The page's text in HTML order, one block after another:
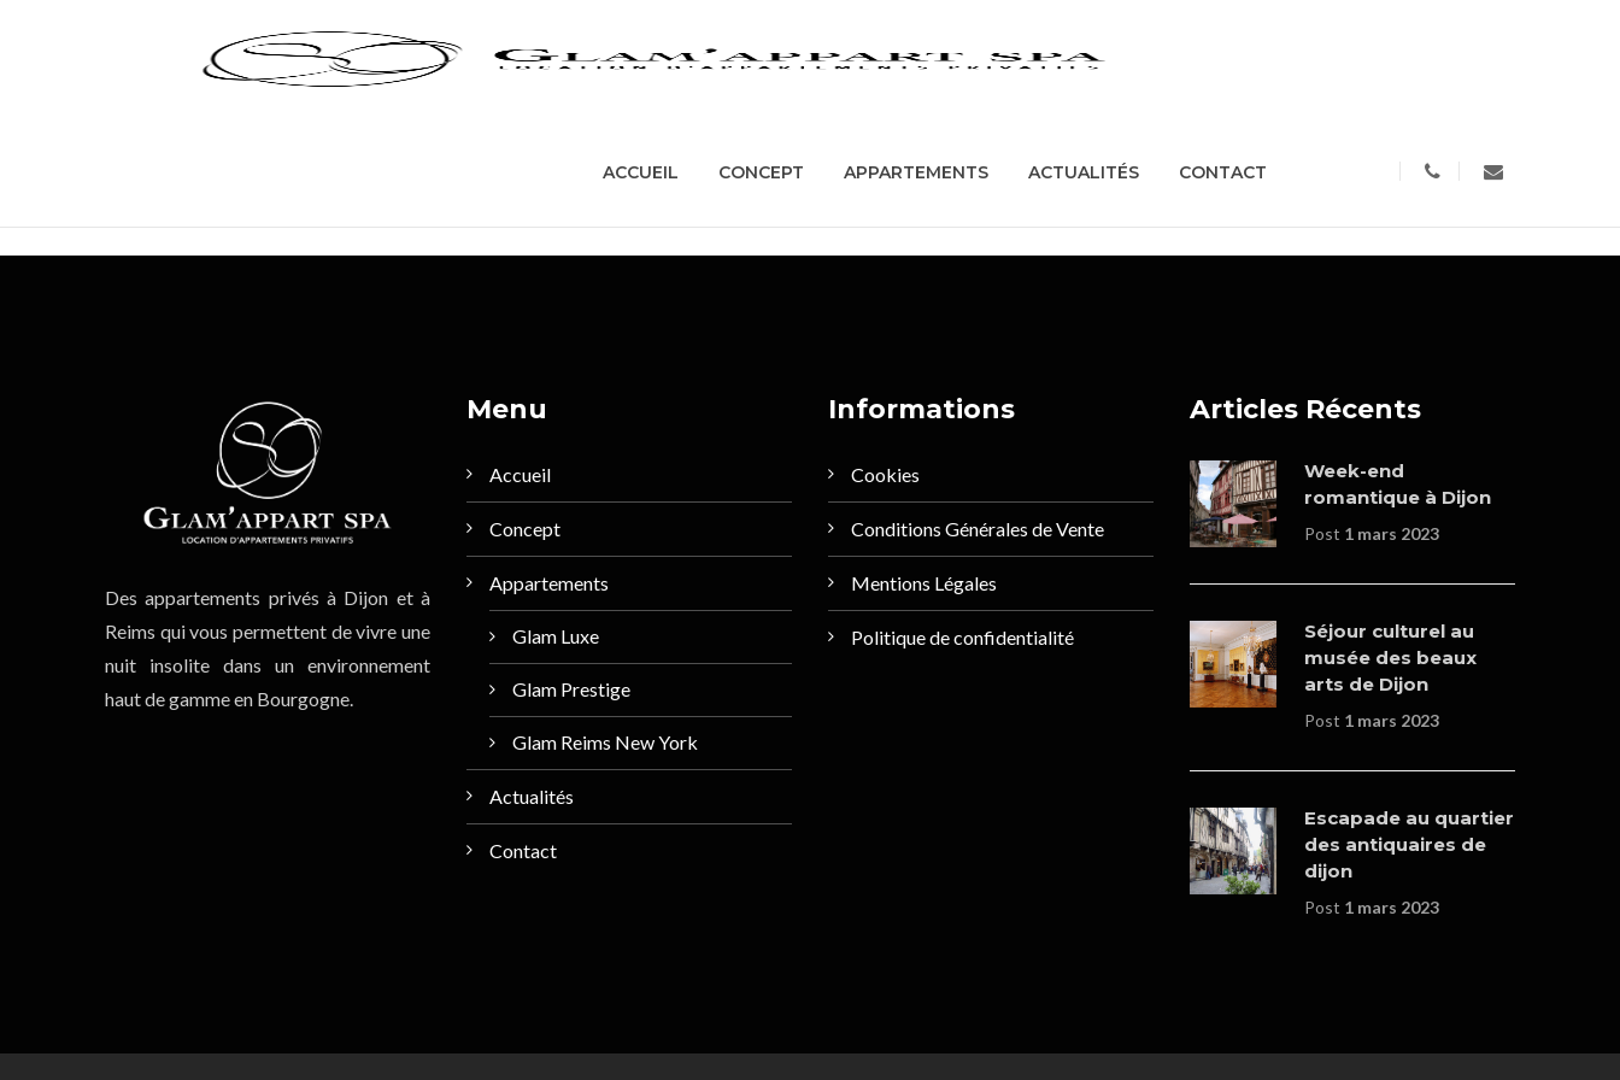
ACCUEIL CONCEPT APPARTEMENTS
ACCUEIL CONCEPT APPARTEMENTS ACTUALITÉS CONTACT
Des appartements privés à Dijon et à
Reims qui vous permettent de vivre une
nuit insolite dans un environnement
haut de gamme en Bourgogne.
Menu
Accueil
Concept
Appartements
Glam Luxe
Glam Prestige
Glam Reims New York
Actualités
Contact
Informations
Cookies
Conditions Générales de Vente
Mentions Légales
Politique de confidentialité
Articles Récents
Week-end
romantique à Dijon
Post 1 mars 2023
Séjour culturel au
musée des beaux
arts de Dijon
Post 1 mars 2023
Escapade au quartier
des antiquaires de
dijon
Post 1 mars 2023